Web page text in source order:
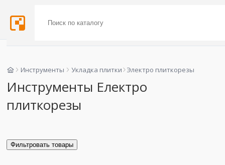
Инструменты Укладка плитки Электро плиткорезы
Инструменты Електро
плиткорезы
Фильтровать товары